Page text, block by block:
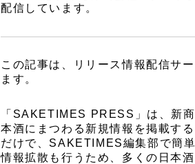
配信しています。
この記事は、リリース情報配信サ
ます。
「SAKETIMES PRESS」は、新
本酒にまつわる新規情報を掲載す
だけで、SAKETIMES編集部で簡
情報拡散も行うため、多くの日本